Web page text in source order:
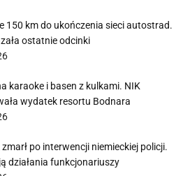
150 km do ukończenia sieci autostrad.
ostatnie odcinki
karaoke i basen z kulkami. NIK
wydatek resortu Bodnara
po interwencji niemieckiej policji.
działania funkcjonariuszy